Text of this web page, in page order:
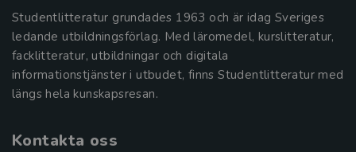
Studentlitteratur grundades 1963 och är idag Sveriges
ledande utbildningsförlag. Med läromedel, kurslitteratur,
facklitteratur, utbildningar och digitala
informationstjänster i utbudet, finns Studentlitteratur med
längs hela kunskapsresan.
Kontakta oss